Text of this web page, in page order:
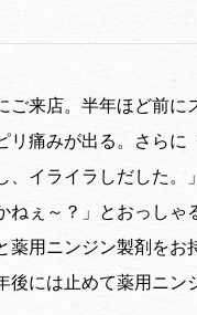
来店。半年ほど前に
痛みが出る。さらに
イライラしだした。
ぇ～？」とおっしゃ
用ニンジン製剤をお
には止めて薬用ニン